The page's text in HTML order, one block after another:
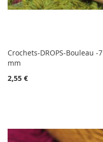
Crochets-DROPS-Bouleau -7
mm
2,55 €